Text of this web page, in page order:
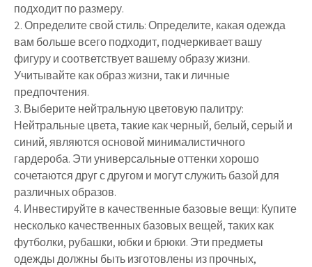
подходит по размеру.
2. Определите свой стиль: Определите, какая одежда
вам больше всего подходит, подчеркивает вашу
фигуру и соответствует вашему образу жизни.
Учитывайте как образ жизни, так и личные
предпочтения.
3. Выберите нейтральную цветовую палитру:
Нейтральные цвета, такие как черный, белый, серый и
синий, являются основой минималистичного
гардероба. Эти универсальные оттенки хорошо
сочетаются друг с другом и могут служить базой для
различных образов.
4. Инвестируйте в качественные базовые вещи: Купите
несколько качественных базовых вещей, таких как
футболки, рубашки, юбки и брюки. Эти предметы
одежды должны быть изготовлены из прочных,